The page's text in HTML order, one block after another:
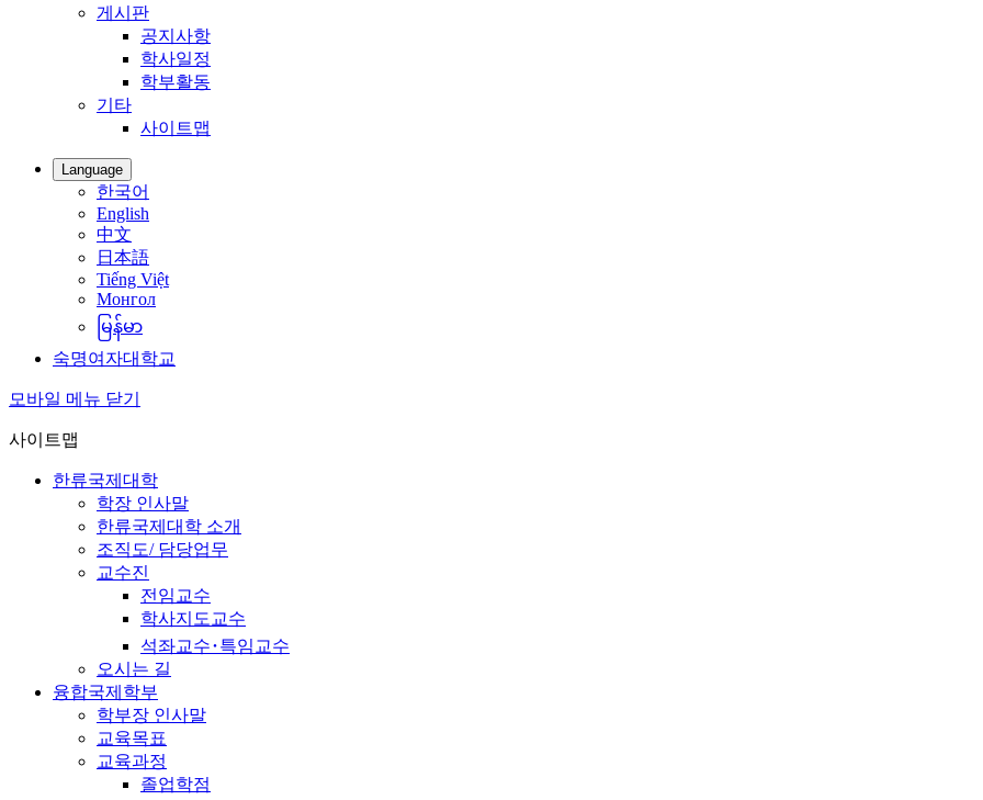
게시판
공지사항
학사일정
학부활동
기타
사이트맵
Language
한국어
English
中文
日本語
Tiếng Việt
Монгол
မြန်မာ
숙명여자대학교
모바일 메뉴 닫기
사이트맵
한류국제대학
학장 인사말
한류국제대학 소개
조직도/ 담당업무
교수진
전임교수
학사지도교수
석좌교수･특임교수
오시는 길
융합국제학부
학부장 인사말
교육목표
교육과정
졸업학점